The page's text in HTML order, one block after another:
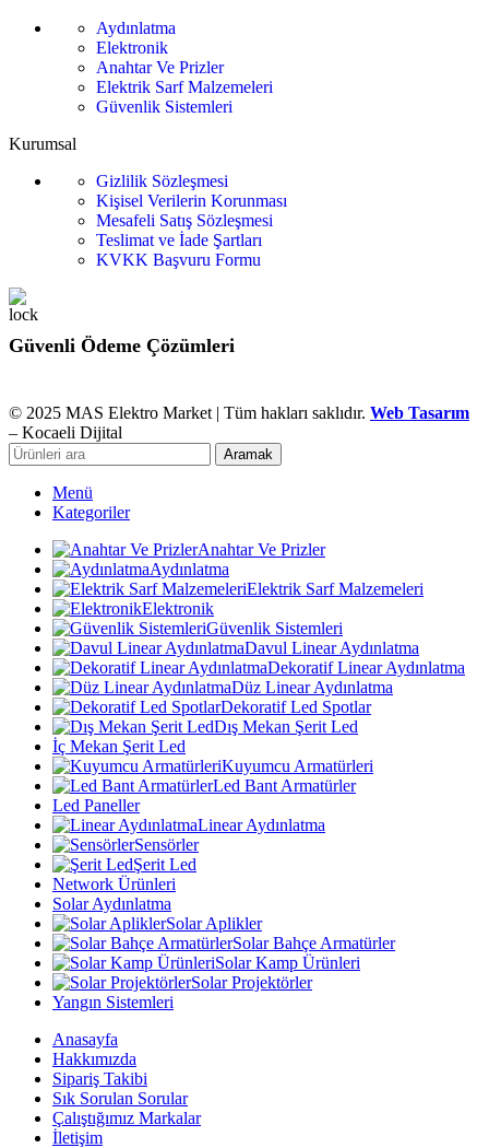
Aydınlatma
Elektronik
Anahtar Ve Prizler
Elektrik Sarf Malzemeleri
Güvenlik Sistemleri
Kurumsal
Gizlilik Sözleşmesi
Kişisel Verilerin Korunması
Mesafeli Satış Sözleşmesi
Teslimat ve İade Şartları
KVKK Başvuru Formu
Güvenli Ödeme Çözümleri
© 2025 MAS Elektro Market | Tüm hakları saklıdır. Web Tasarım
– Kocaeli Dijital
Aramak
Menü
Kategoriler
Anahtar Ve Prizler
Aydınlatma
Elektrik Sarf Malzemeleri
Elektronik
Güvenlik Sistemleri
Davul Linear Aydınlatma
Dekoratif Linear Aydınlatma
Düz Linear Aydınlatma
Dekoratif Led Spotlar
Dış Mekan Şerit Led
İç Mekan Şerit Led
Kuyumcu Armatürleri
Led Bant Armatürler
Led Paneller
Linear Aydınlatma
Sensörler
Şerit Led
Network Ürünleri
Solar Aydınlatma
Solar Aplikler
Solar Bahçe Armatürler
Solar Kamp Ürünleri
Solar Projektörler
Yangın Sistemleri
Anasayfa
Hakkımızda
Sipariş Takibi
Sık Sorulan Sorular
Çalıştığımız Markalar
İletişim